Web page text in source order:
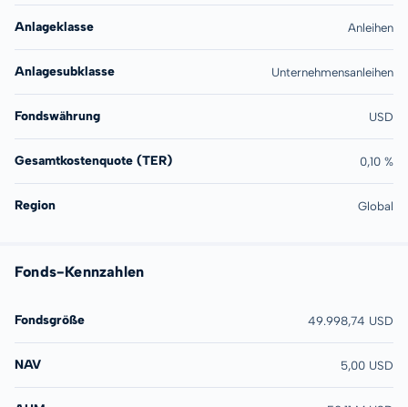
Anlageklasse Anleihen
Anlagesubklasse Unternehmensanleihen
Fondswährung USD
Gesamtkostenquote (TER) 0,10 %
Region Global
Fonds-Kennzahlen
Fondsgröße 49.998,74 USD
NAV 5,00 USD